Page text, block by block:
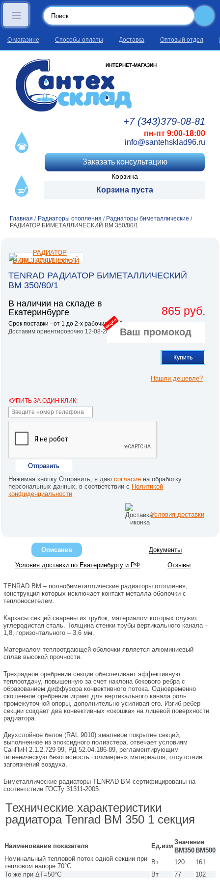
О магазине Способы оплаты Доставка Оптовый отдел
ИНТЕРНЕТ-МАГАЗИН
+7 (343)379-08-81
пн-пт 9:00-18:00
info@santehsklad96.ru
Заказать консультацию
Корзина
Корзина пуста
Главная / Радиаторы отопления / Радиаторы биметаллические /
РАДИАТОР БИМЕТАЛЛИЧЕСКИЙ ВМ 350/80/1
TENRAD РАДИАТОР БИМЕТАЛЛИЧЕСКИЙ
ВМ 350/80/1
В наличии на складе в
Екатеринбурге
Срок поставки - от 1 до 2-х рабочих дней.
Доставим ориентировочно 12-08-2026
865 руб.
акция
Купить
Нашли дешевле?
КУПИТЬ ЗА ОДИН КЛИК:
Отправить
Нажимая кнопку Отправить, я даюсогласие на обработку
персональных данных, в соответствии с Политикой
конфиденциальности
Условия доставки
Описание Документы
Условия доставки по Екатеринбургу и РФ Отзывы
TENRAD BM – полнобиметаллические радиаторы отопления,
конструкция которых исключает контакт металла оболочки с
теплоносителем.
Каркасы секций сварены из трубок, материалом которых служит
углеродистая сталь. Толщина стенки трубы вертикального канала –
1,8, горизонтального – 3,6 мм.
Материалом теплоотдающей оболочки является алюминиевый
сплав высокой прочности.
Трехрядное оребрение секции обеспечивает эффективную
теплоотдачу, повышенную за счет наклона бокового ребра с
образованием диффузора конвективного потока. Одновременно
скошенное оребрение играет для вертикального канала роль
промежуточной опоры, дополнительно усиливая его. Изгиб ребер
секции создает два конвективных «окошка» на лицевой поверхности
радиатора.
Двухслойное белое (RAL 9010) эмалевое покрытие секций,
выполненное из эпоксидного полиэстера, отвечает условиям
СанПиН 2.1.2.729-99, РД 52.04.186-89, регламентирующим
гигиеническую безопасность полимерных материалов, отсутствие
загрязнений воздуха.
Биметаллические радиаторы TENRAD BM сертифицированы на
соответствие ГОСТу 31311-2005.
Технические характеристики
радиатора Tenrad BM 350 1 секция
Наименование показателя Ед.изм
Значение
ВМ350 ВМ500
Номинальный тепловой поток одной секции при
тепловом напоре 70°С
Вт 120
161
То же при ΔТ=50°С
Вт 77
102